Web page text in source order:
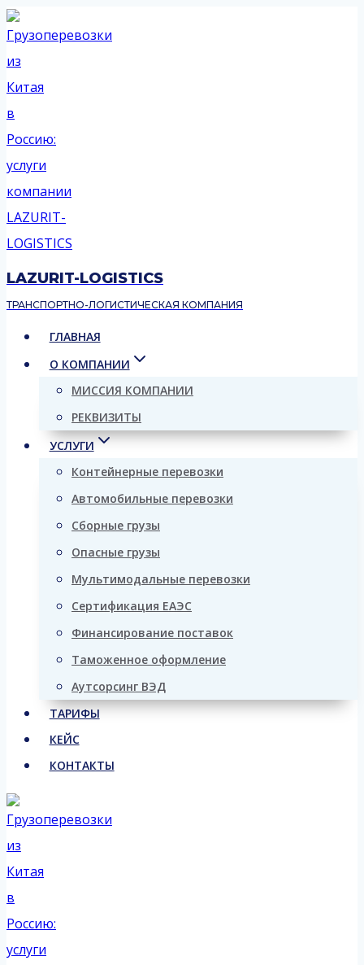
Перейти
к
содержимому
LAZURIT-LOGISTICS
ТРАНСПОРТНО-ЛОГИСТИЧЕСКАЯ КОМПАНИЯ
ГЛАВНАЯ
О КОМПАНИИ
МИССИЯ КОМПАНИИ
РЕКВИЗИТЫ
УСЛУГИ
Контейнерные перевозки
Автомобильные перевозки
Сборные грузы
Опасные грузы
Мультимодальные перевозки
Сертификация ЕАЭС
Финансирование поставок
Таможенное оформление
Аутсорсинг ВЭД
ТАРИФЫ
КЕЙС
КОНТАКТЫ